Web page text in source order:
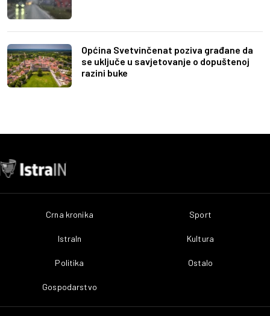
Općina Svetvinčenat poziva građane da
se uključe u savjetovanje o dopuštenoj
razini buke
Crna kronika
IstraIn
Politika
Gospodarstvo
Sport
Kultura
Ostalo